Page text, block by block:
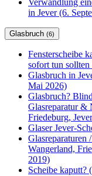
Verwandlung
in Jever (6.
Glasbruch (6)
Fensterscheibe
sofort tun
Glasbruch in
Mai 2026)
Glasbruch?
Glasreparatur &
Friedeburg,
Glaser Jever-
Glasreparaturen
Wangerland,
2019)
Scheibe kaputt?